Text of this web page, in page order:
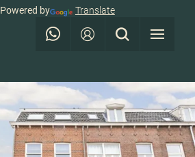
Powered by Translate